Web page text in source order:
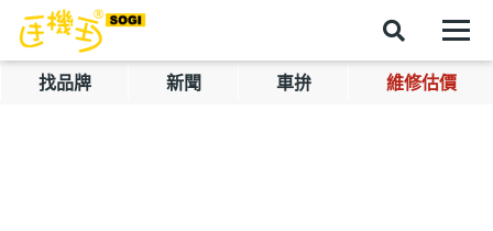
找品牌 新聞 車拚 維修估價